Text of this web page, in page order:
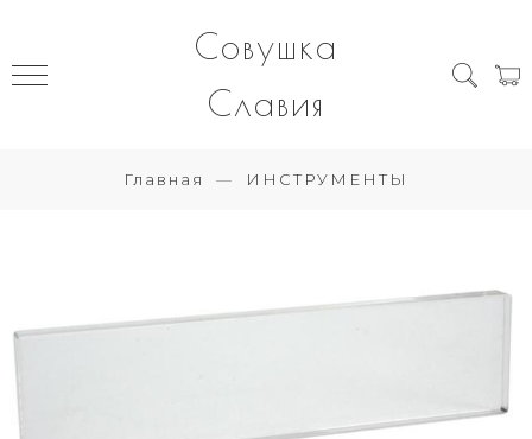
Совушка
Славия
Главная ИНСТРУМЕНТЫ